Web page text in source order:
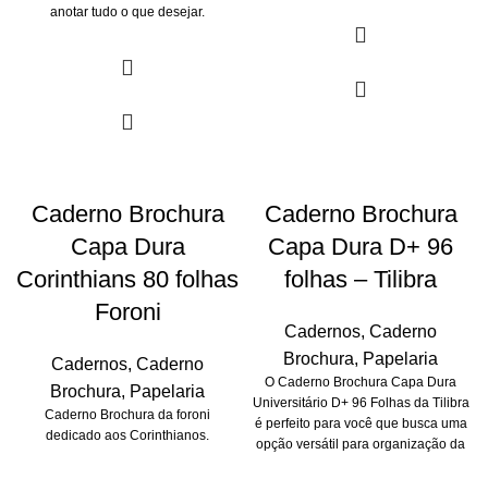
anotar tudo o que desejar.
Caderno Brochura
Capa Dura
Corinthians 80 folhas
Foroni
Cadernos, Caderno
Brochura, Papelaria
Caderno Brochura da foroni
dedicado aos Corinthianos.
Caderno Brochura
Capa Dura D+ 96
folhas – Tilibra
Cadernos, Caderno
Brochura, Papelaria
O Caderno Brochura Capa Dura
Universitário D+ 96 Folhas da Tilibra
é perfeito para você que busca uma
opção versátil para organização da